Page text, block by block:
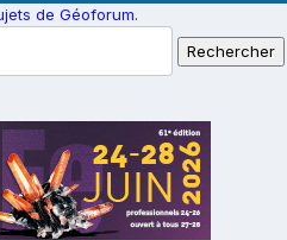
de Géoforum.